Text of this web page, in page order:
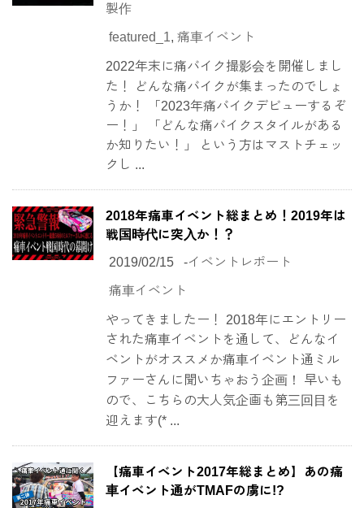
製作
featured_1, 痛車イベント
2022年末に痛バイク撮影会を開催しまし
た！ どんな痛バイクが集まったのでしょ
うか！ 「2023年痛バイクデビューするぞ
ー！」 「どんな痛バイクスタイルがある
か知りたい！」 という方はマストチェッ
クし ...
2018年痛車イベント総まとめ！2019年は
戦国時代に突入か！？
2019/02/15 -イベントレポート
痛車イベント
やってきましたー！ 2018年にエントリー
された痛車イベントを通して、どんなイ
ベントがオススメか痛車イベント通ミル
ファーさんに聞いちゃおう企画！ 早いも
ので、こちらの大人気企画も第三回目を
迎えます(* ...
【痛車イベント2017年総まとめ】あの痛
車イベント通がTMAFの虜に!?